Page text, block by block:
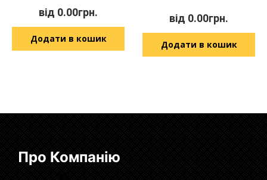
від 0.00грн.
Додати в кошик
від 0.00грн.
Додати в кошик
Про Компанію